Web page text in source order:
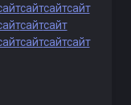
сайтсайтсайт
сайтсайт
сайтсайтсайт